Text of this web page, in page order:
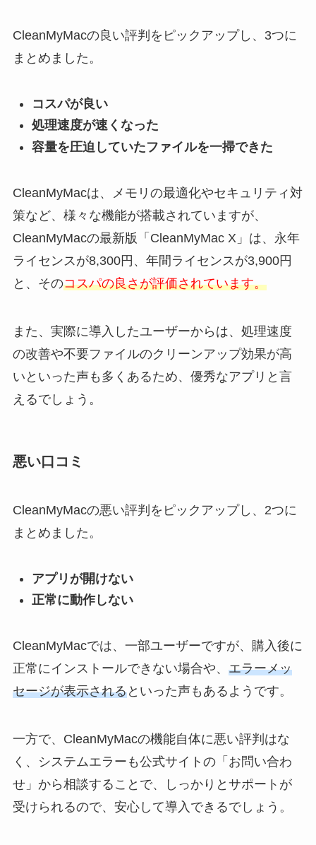
CleanMyMacの良い評判をピックアップし、3つに
まとめました。
コスパが良い
処理速度が速くなった
容量を圧迫していたファイルを一掃できた
CleanMyMacは、メモリの最適化やセキュリティ対
策など、様々な機能が搭載されていますが、
CleanMyMacの最新版「CleanMyMac X」は、永年
ライセンスが8,300円、年間ライセンスが3,900円
と、そのコスパの良さが評価されています。
また、実際に導入したユーザーからは、処理速度
の改善や不要ファイルのクリーンアップ効果が高
いといった声も多くあるため、優秀なアプリと言
えるでしょう。
悪い口コミ
CleanMyMacの悪い評判をピックアップし、2つに
まとめました。
アプリが開けない
正常に動作しない
CleanMyMacでは、一部ユーザーですが、購入後に
正常にインストールできない場合や、 エラーメッ
セージが表示されるといった声もあるようです。
一方で、CleanMyMacの機能自体に悪い評判はな
く、システムエラーも公式サイトの「お問い合わ
せ」から相談することで、しっかりとサポートが
受けられるので、安心して導入できるでしょう。